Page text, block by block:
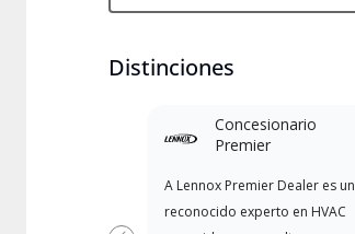
Distinciones
Concesionario
Premier
A Lennox Premier Dealer es un
reconocido experto en HVAC